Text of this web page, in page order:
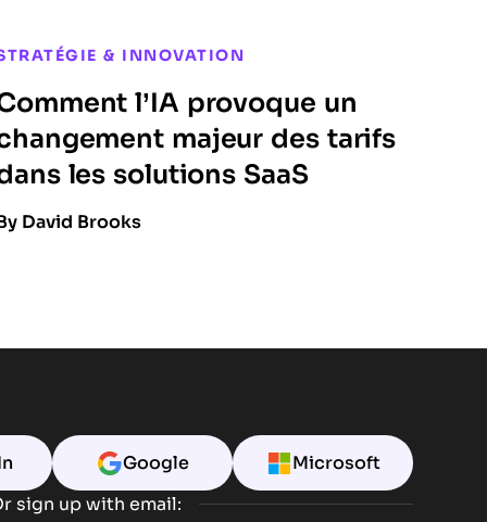
& INNOVATION
l’IA provoque un
majeur des tarifs
les solutions SaaS
David Brooks
Google Microsoft
sign up with email: